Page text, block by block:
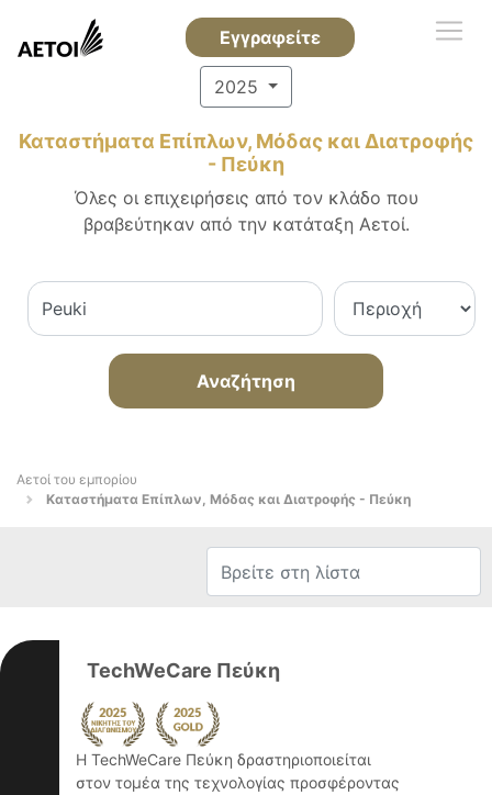
Εγγραφείτε
2025
Καταστήματα Επίπλων, Μόδας και Διατροφής
- Πεύκη
Όλες οι επιχειρήσεις από τον κλάδο που
βραβεύτηκαν από την κατάταξη Αετοί.
Αναζήτηση
Αετοί του εμπορίου
Καταστήματα Επίπλων, Μόδας και Διατροφής - Πεύκη
TechWeCare Πεύκη
Η TechWeCare Πεύκη δραστηριοποιείται
στον τομέα της τεχνολογίας προσφέροντας